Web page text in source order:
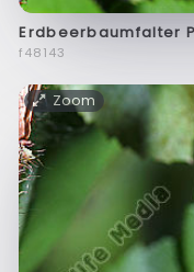
Erdbeerbaumfalter
f48143
Zoom